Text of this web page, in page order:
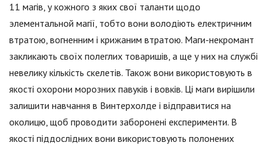
11 магів, у кожного з яких свої таланти щодо
элементальной магії, тобто вони володіють електричним
втратою, вогненним і крижаним втратою. Маги-некромант
закликають своїх полеглих товаришів, а ще у них на службі
невелику кількість скелетів. Також вони використовують в
якості охорони морозних павуків і вовків. Ці маги вирішили
залишити навчання в Винтерхолде і відправитися на
околицю, щоб проводити заборонені експерименти. В
якості піддослідних вони використовують полонених